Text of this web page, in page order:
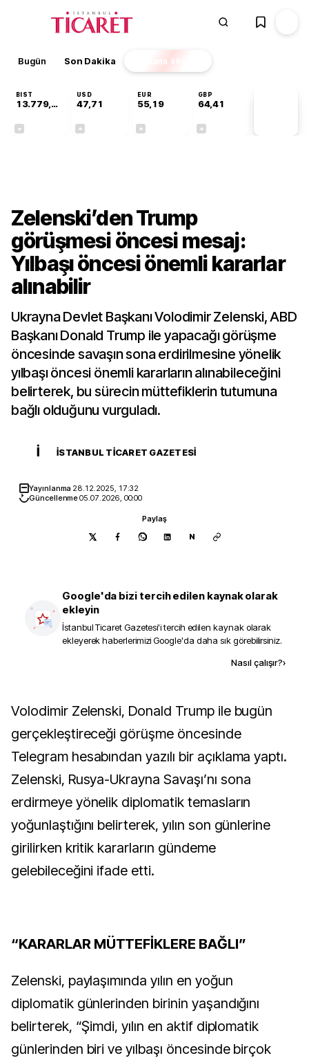
Bugün Son Dakika Finans EKSTRA
BIST
13.779,39
USD
47,71
EUR
55,19
GBP
64,41
Zelenski’den Trump
görüşmesi öncesi mesaj:
Yılbaşı öncesi önemli kararlar
alınabilir
Ukrayna Devlet Başkanı Volodimir Zelenski, ABD
Başkanı Donald Trump ile yapacağı görüşme
öncesinde savaşın sona erdirilmesine yönelik
yılbaşı öncesi önemli kararların alınabileceğini
belirterek, bu sürecin müttefiklerin tutumuna
bağlı olduğunu vurguladı.
İ İSTANBUL TICARET GAZETESI
Yayınlanma 28.12.2025, 17:32
Güncellenme05.07.2026, 00:00
Paylaş
N
Google'da bizi tercih edilen kaynak olarak
ekleyin
İstanbul Ticaret Gazetesi'i tercih edilen kaynak olarak
ekleyerek haberlerimizi Google'da daha sık görebilirsiniz.
Nasıl çalışır?›
Volodimir Zelenski, Donald Trump ile bugün
gerçekleştireceği görüşme öncesinde
Telegram hesabından yazılı bir açıklama yaptı.
Zelenski, Rusya-Ukrayna Savaşı’nı sona
erdirmeye yönelik diplomatik temasların
yoğunlaştığını belirterek, yılın son günlerine
girilirken kritik kararların gündeme
gelebileceğini ifade etti.
“KARARLAR MÜTTEFİKLERE BAĞLI”
Zelenski, paylaşımında yılın en yoğun
diplomatik günlerinden birinin yaşandığını
belirterek, “Şimdi, yılın en aktif diplomatik
günlerinden biri ve yılbaşı öncesinde birçok